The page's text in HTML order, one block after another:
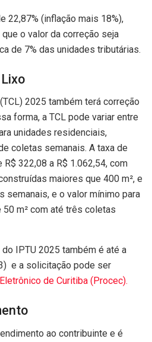
22,87% (inflação mais 18%),
o valor da correção seja
de 7% das unidades tributárias.
2025 também terá correção
forma, a TCL pode variar entre
unidades residenciais,
coletas semanais. A taxa de
322,08 a R$ 1.062,54, com
maiores que 400 m², e
semanais, e o valor mínimo para
m² com até três coletas
IPTU 2025 também é até a
e a solicitação pode ser
de Curitiba (Procec).
ao contribuinte e é